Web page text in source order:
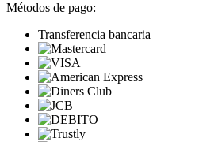
Métodos de pago:
Transferencia bancaria